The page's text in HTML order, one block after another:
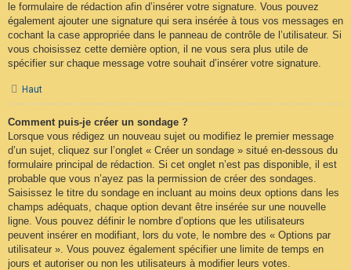
le formulaire de rédaction afin d’insérer votre signature. Vous pouvez
également ajouter une signature qui sera insérée à tous vos messages en
cochant la case appropriée dans le panneau de contrôle de l’utilisateur. Si
vous choisissez cette dernière option, il ne vous sera plus utile de
spécifier sur chaque message votre souhait d’insérer votre signature.
Haut
Comment puis-je créer un sondage ?
Lorsque vous rédigez un nouveau sujet ou modifiez le premier message
d’un sujet, cliquez sur l’onglet « Créer un sondage » situé en-dessous du
formulaire principal de rédaction. Si cet onglet n’est pas disponible, il est
probable que vous n’ayez pas la permission de créer des sondages.
Saisissez le titre du sondage en incluant au moins deux options dans les
champs adéquats, chaque option devant être insérée sur une nouvelle
ligne. Vous pouvez définir le nombre d’options que les utilisateurs
peuvent insérer en modifiant, lors du vote, le nombre des « Options par
utilisateur ». Vous pouvez également spécifier une limite de temps en
jours et autoriser ou non les utilisateurs à modifier leurs votes.